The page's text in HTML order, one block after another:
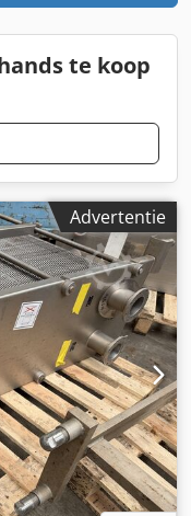
te koop
Advertentie